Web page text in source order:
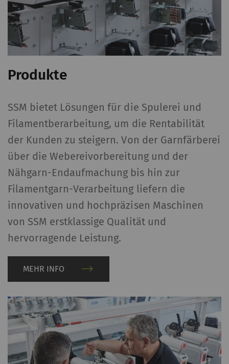
Produkte
SSM bietet Lösungen für die Spulerei und
Filamentberarbeitung, um die Rentabilität
der Kunden zu steigern. Von der Garnfärberei
über die Webereivorbereitung und der
Nähgarn-Endaufmachung bis hin zur
Filamentgarn-Verarbeitung liefern die
innovativen und hochpräzisen Maschinen
von SSM erstklassige Qualität und
hervorragende Leistung.
MEHR INFO